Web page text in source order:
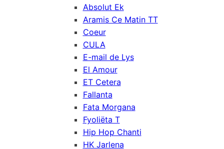
Absolut Ek
Aramis Ce Matin TT
Coeur
CULA
E-mail de Lys
El Amour
ET Cetera
Fallanta
Fata Morgana
Fyoliëta T
Hip Hop Chanti
HK Jarlena